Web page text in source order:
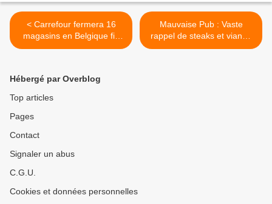
< Carrefour fermera 16
magasins en Belgique fin
juillet.
Mauvaise Pub : Vaste
rappel de steaks et viande
hachée Carrefour et Casino
Hébergé par Overblog
Top articles
Pages
Contact
Signaler un abus
C.G.U.
Cookies et données personnelles